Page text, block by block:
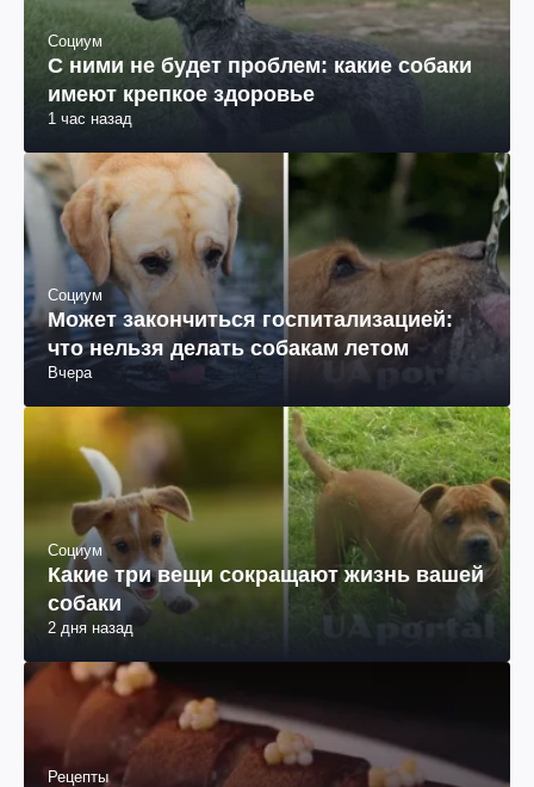
Социум
С ними не будет проблем: какие собаки
имеют крепкое здоровье
1 час назад
Социум
Может закончиться госпитализацией:
что нельзя делать собакам летом
Вчера
Социум
Какие три вещи сокращают жизнь вашей
собаки
2 дня назад
Рецепты